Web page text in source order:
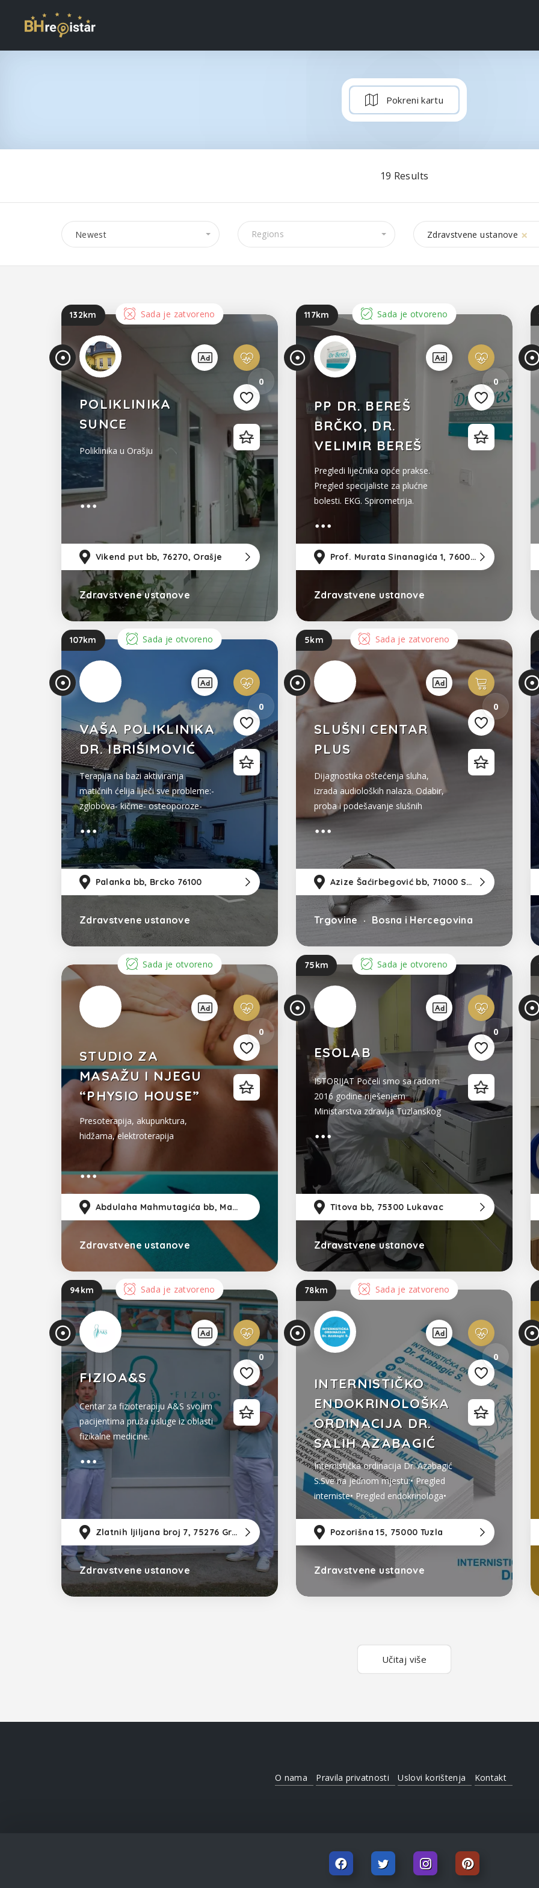
Pokreni kartu
Prikaz unosa
19 Results
Newest ×
Zdravstvene ustanove
132km Sada je zatvoreno
0
POLIKLINIKA
SUNCE
Poliklinika u Orašju
Vikend put bb, 76270, Orašje od Sarajevo 55km od
Zdravstvene ustanove
Bosna i Hercegovina
117km Sada je otvoreno
0
PP DR. BEREŠ
BRČKO, DR.
VELIMIR BEREŠ
Pregledi liječnika opće prakse.
Pregled specijaliste za plućne
bolesti. EKG. Spirometrija.
Liječnički pregledi na poziv 065 710
136. Liječenje post COVID
sindroma. Savjetovalište za osobe
sa plućnim oboljenjima i
poremećajima disanja
Prof. Murata Sinanagića 1, 76000 Brčko
Zdravstvene ustanove
Bosna i Hercegovina
107km Sada je otvoreno
0
VAŠA POLIKLINIKA
DR. IBRIŠIMOVIĆ
Terapija na bazi aktiviranja
matičnih ćelija liječi sve probleme:-
zglobova- kičme- osteoporoze-
mišića- kožnih oboljenja- gubitka
kose- hroničnih rana- ginekoloških
problema- muškog steriliteta-
problema oštećenog sluha i vida
Palanka bb, Brcko 76100 od Sarajevo 30km od
Zdravstvene ustanove
Bosna i Hercegovina
5km Sada je zatvoreno
0
SLUŠNI CENTAR
PLUS
Dijagnostika oštećenja sluha,
izrada audioloških nalaza. Odabir,
proba i podešavanje slušnih
aparata po nalazu. Prodaja zaušnih
i kanalnih slušnih aparata, baterija i
pribora. Servisiranje slušnih
aparata. Autorizovani slušni
Azize Šaćirbegović bb, 71000 Sarajevo
Trgovine Bosna i Hercegovina
Sada je otvoreno
0
STUDIO ZA
MASAŽU I NJEGU
“PHYSIO HOUSE”
Presoterapija, akupunktura,
hidžama, elektroterapija
Abdulaha Mahmutagića bb, Maglaj
Zdravstvene ustanove
Bosna i Hercegovina
75km Sada je otvoreno
0
ESOLAB
ISTORIJAT Počeli smo sa radom
2016 godine riješenjem
Ministarstva zdravlja Tuzlanskog
kantona, kao prvi privatni
medicinsko biohemijski laboratorija
na području općine Lukavac.
Tokom samog početka rada
uspostavljamo saradnju sa Aqulab
plus laboratorijem, a indirektno i sa
najvećim lancem
Titova bb, 75300 Lukavac
Zdravstvene ustanove
Bosna i Hercegovina
94km Sada je zatvoreno
0
FIZIOA&S
Centar za fizioterapiju A&S svojim
pacijentima pruža usluge iz oblasti
fizikalne medicine.
Zlatnih ljiljana broj 7, 75276 Gračanica od Sarajevo 35km od
Zdravstvene ustanove
Bosna i Hercegovina
78km Sada je zatvoreno
0
INTERNISTIČKO
ENDOKRINOLOŠKA
ORDINACIJA DR.
SALIH AZABAGIĆ
Internistička ordinacija Dr. Azabagić
S.Sve na jednom mjestu:• Pregled
interniste• Pregled endokrinologa•
Ultrazvuk srca• Ultrazvuk štitne
žlijezde• Ultrazvuk abdomena•
Dopler krvnih sudova• Najbolja
Pozorišna 15, 75000 Tuzla
Zdravstvene ustanove
Učitaj više
O nama Pravila privatnosti Uslovi korištenja Kontakt